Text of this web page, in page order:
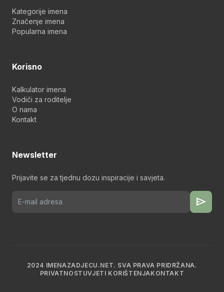
Kategorije imena
Značenje imena
Popularna imena
Korisno
Kalkulator imena
Vodiči za roditelje
O nama
Kontakt
Newsletter
Prijavite se za tjednu dozu inspiracije i savjeta.
send
2024 IMENAZADJECU.NET. SVA PRAVA PRIDRŽANA.
PRIVATNOST UVJETI KORIŠTENJAKONTAKT